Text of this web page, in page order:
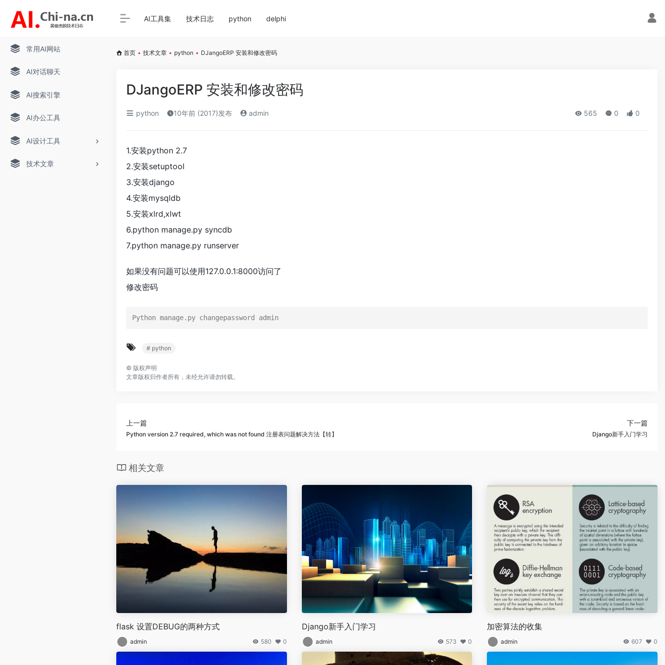
常用AI网站
AI对话聊天
AI搜索引擎
AI办公工具
AI设计工具
技术文章
AI工具集 技术日志 python delphi
首页 • 技术文章 • python • DJangoERP 安装和修改密码
DJangoERP 安装和修改密码
python 10年前 (2017)发布 admin 565 0 0
1.安装python 2.7
2.安装setuptool
3.安装django
4.安装mysqldb
5.安装xlrd,xlwt
6.python manage.py syncdb
7.python manage.py runserver
如果没有问题可以使用127.0.0.1:8000访问了
修改密码
Python manage.py changepassword admin
# python
© 版权声明
文章版权归作者所有，未经允许请勿转载。
上一篇
Python version 2.7 required, which was not found 注册表问题解决方法【转】
下一篇
Django新手入门学习
相关文章
flask 设置DEBUG的两种方式
admin 580 0
Django新手入门学习
admin 573 0
加密算法的收集
admin 607 0